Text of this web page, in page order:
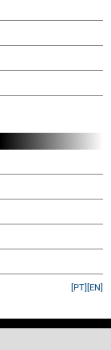
[EN]
[PT]